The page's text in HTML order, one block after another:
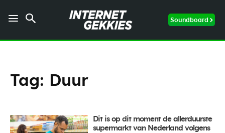
Soundboard
Tag: Duur
Dit is op dit moment de allerduurste
supermarkt van Nederland volgens